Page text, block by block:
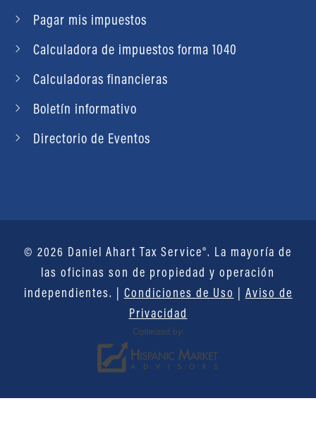
Pagar mis impuestos
Calculadora de impuestos forma 1040
Calculadoras financieras
Boletín informativo
Directorio de Eventos
© 2026 Daniel Ahart Tax Service®. La mayoría de
las oficinas son de propiedad y operación
independientes. | Condiciones de Uso | Aviso de
Privacidad